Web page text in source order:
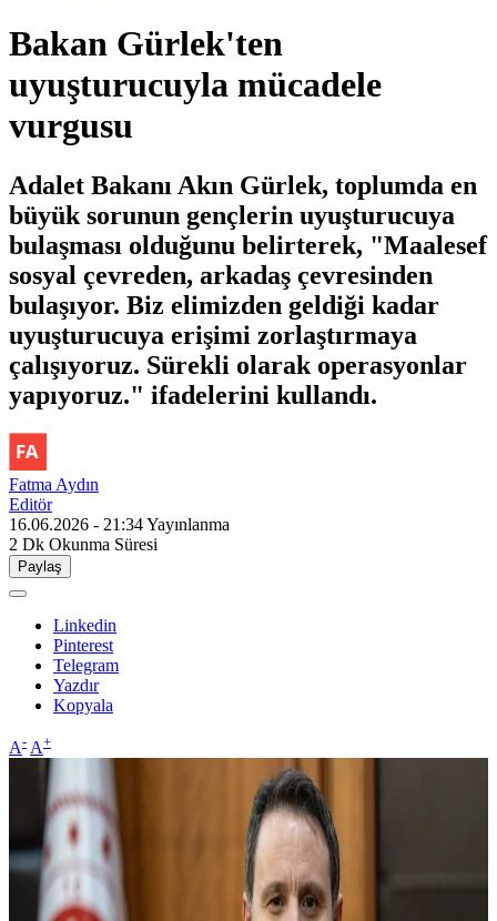
Bakan Gürlek'ten
uyuşturucuyla mücadele
vurgusu
Adalet Bakanı Akın Gürlek, toplumda en
büyük sorunun gençlerin uyuşturucuya
bulaşması olduğunu belirterek, "Maalesef
sosyal çevreden, arkadaş çevresinden
bulaşıyor. Biz elimizden geldiği kadar
uyuşturucuya erişimi zorlaştırmaya
çalışıyoruz. Sürekli olarak operasyonlar
yapıyoruz." ifadelerini kullandı.
Fatma Aydın
Editör
16.06.2026 - 21:34Yayınlanma
2 Dk Okunma Süresi
Paylaş
Linkedin
Pinterest
Telegram
Yazdır
Kopyala
A- A+